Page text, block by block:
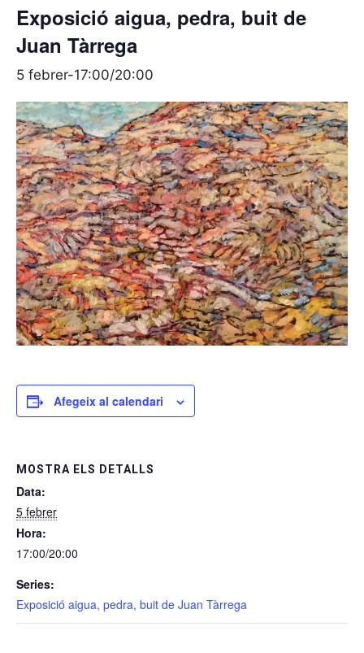
Exposició aigua, pedra, buit de
Juan Tàrrega
5 febrer-17:00/20:00
Afegeix al calendari
MOSTRA ELS DETALLS
Data:
5 febrer
Hora:
17:00/20:00
Series:
Exposició aigua, pedra, buit de Juan Tàrrega